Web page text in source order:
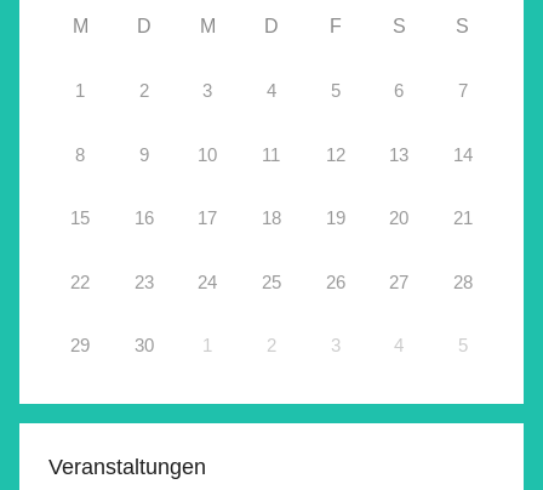
M D M D F S S
1 2 3 4 5 6 7
8 9 10 11 12 13 14
15 16 17 18 19 20 21
22 23 24 25 26 27 28
29 30 1 2 3 4 5
Veranstaltungen